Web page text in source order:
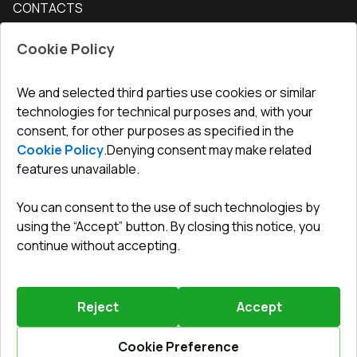
Interior doors
How to measure windows
For companies, cooperation
Conditions for returning goods
Guarantee
CONTACTS
undefined(undefined)
info@toptechnik.com.pl
Polityka prywatności
REGULAMIN
©2026.All right reserved.Powered byVitrager.com.
Report a problem?
Cookie Policy
We and selected third parties use cookies or similar
technologies for technical purposes and, with your
consent, for other purposes as specified in the
Cookie Policy.Denying consent may make related
features unavailable.
You can consent to the use of such technologies by
using the “Accept” button. By closing this notice, you
continue without accepting.
Reject Accept
Cookie Preference